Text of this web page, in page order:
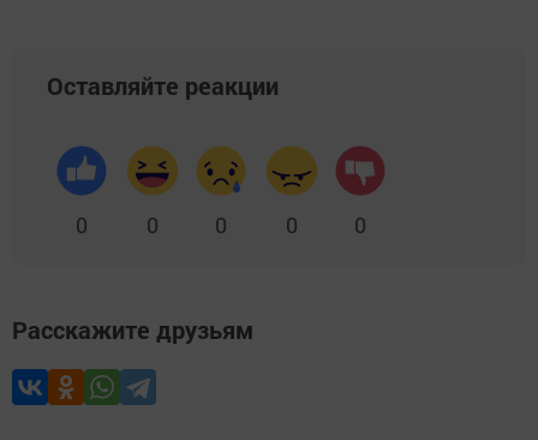
Оставляйте реакции
0 0 0 0 0
Расскажите друзьям